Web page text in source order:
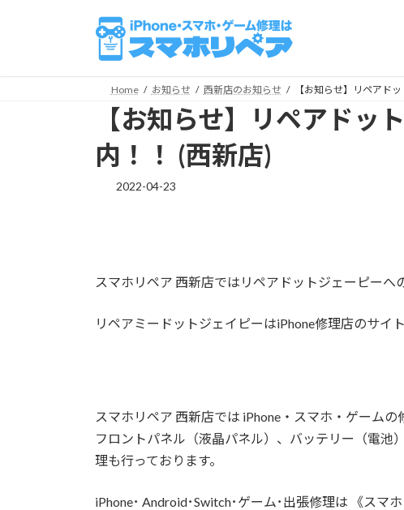
Home お知らせ 西新店のお知らせ 【お知らせ】リペアド
【お知らせ】リペアドッ
内！！ (西新店)
2022-04-23
スマホリペア 西新店ではリペアドットジェーピーへ
リペアミードットジェイピーはiPhone修理店のサイ
スマホリペア 西新店では iPhone・スマホ・ゲームの
フロントパネル（液晶パネル）、バッテリー（電池
理も行っております。
iPhone･ Android･Switch･ゲーム･出張修理は 《スマ